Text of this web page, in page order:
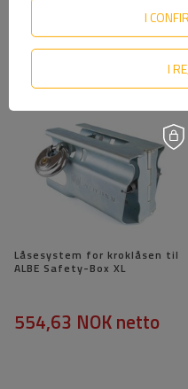
Låsesystem for kroklåsen til
ALBE Safety-Box XL
554,63 NOKnetto
I
I